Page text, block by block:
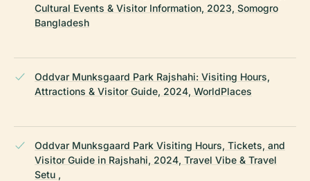
Cultural Events & Visitor Information, 2023, Somogro
Bangladesh
Oddvar Munksgaard Park Rajshahi: Visiting Hours,
Attractions & Visitor Guide, 2024, WorldPlaces
Oddvar Munksgaard Park Visiting Hours, Tickets, and
Visitor Guide in Rajshahi, 2024, Travel Vibe & Travel
Setu ,